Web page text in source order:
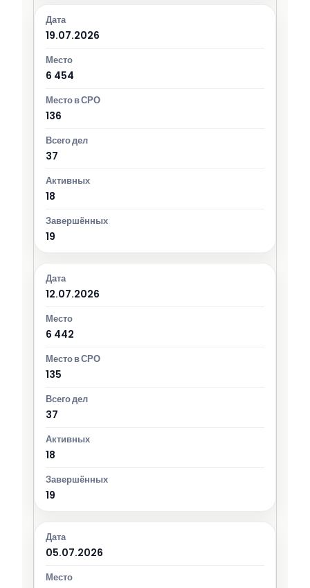
19.07.2026
6 454
136
37
18
19
12.07.2026
6 442
135
37
18
19
05.07.2026